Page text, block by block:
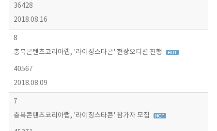
36428
2018.08.16
8
충북콘텐츠코리아랩, '라이징스타콘' 현장오디션 진행
40567
2018.08.09
7
충북콘텐츠코리아랩, '라이징스타콘' 참가자 모집